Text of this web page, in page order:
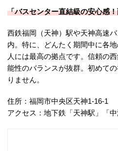
「バスセンター直結級の安心感
西鉄福岡（天神）駅や天神高速
内。特に、どんたく期間中に各
人には最高の拠点です。信頼の
能性のバランスが抜群。初めて
りません。
住所：福岡市中央区天神1-16-1
アクセス：地下鉄「天神駅」「